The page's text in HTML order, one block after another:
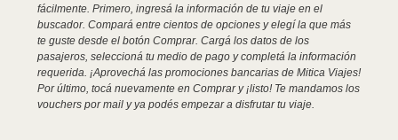
fácilmente. Primero, ingresá la información de tu viaje en el
buscador. Compará entre cientos de opciones y elegí la que más
te guste desde el botón Comprar. Cargá los datos de los
pasajeros, seleccioná tu medio de pago y completá la información
requerida. ¡Aprovechá las promociones bancarias de Mitica Viajes!
Por último, tocá nuevamente en Comprar y ¡listo! Te mandamos los
vouchers por mail y ya podés empezar a disfrutar tu viaje.